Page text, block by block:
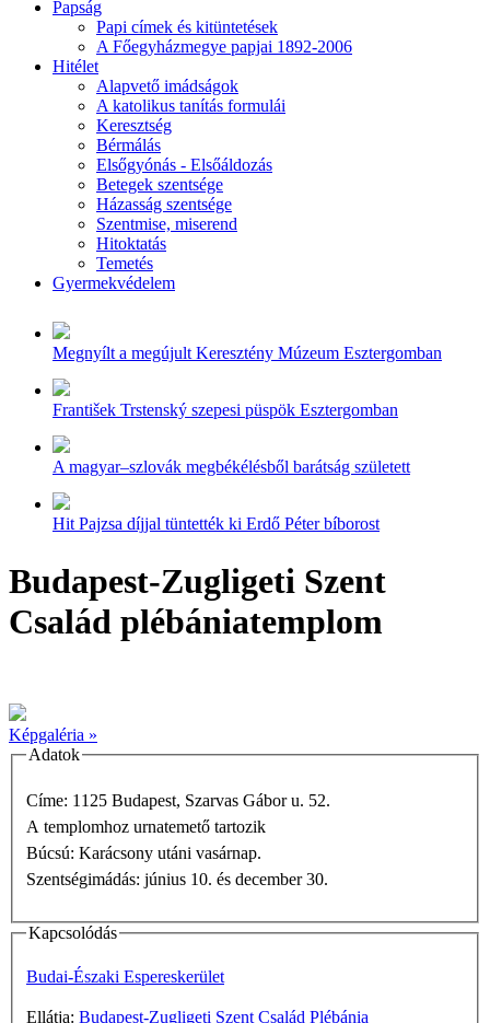
Papság
Papi címek és kitüntetések
A Főegyházmegye papjai 1892-2006
Hitélet
Alapvető imádságok
A katolikus tanítás formulái
Keresztség
Bérmálás
Elsőgyónás - Elsőáldozás
Betegek szentsége
Házasság szentsége
Szentmise, miserend
Hitoktatás
Temetés
Gyermekvédelem
Megnyílt a megújult Keresztény Múzeum Esztergomban
František Trstenský szepesi püspök Esztergomban
A magyar–szlovák megbékélésből barátság született
Hit Pajzsa díjjal tüntették ki Erdő Péter bíborost
Budapest-Zugligeti Szent
Család plébániatemplom
Képgaléria »
Adatok
Címe: 1125 Budapest, Szarvas Gábor u. 52.
A templomhoz urnatemető tartozik
Búcsú: Karácsony utáni vasárnap.
Szentségimádás: június 10. és december 30.
Kapcsolódás
Budai-Északi Espereskerület
Ellátja: Budapest-Zugligeti Szent Család Plébánia